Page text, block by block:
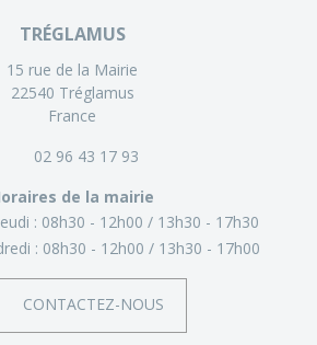
TRÉGLAMUS
15 rue de la Mairie
22540 Tréglamus
France
02 96 43 17 93
de la mairie
: 08h30 - 12h00
13h30 - 17h30
: 08h30 - 12h00 13h30 - 17h00
CONTACTEZ-NOUS